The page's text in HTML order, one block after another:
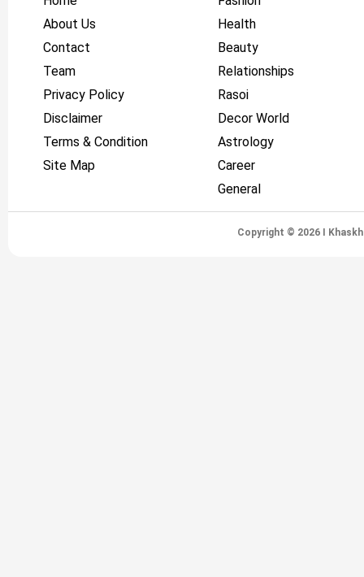
About Us
Contact
Team
Privacy Policy
Disclaimer
Terms & Condition
Site Map
Health
Beauty
Relationships
Rasoi
Decor World
Astrology
Career
General
Copyright © 2026 I